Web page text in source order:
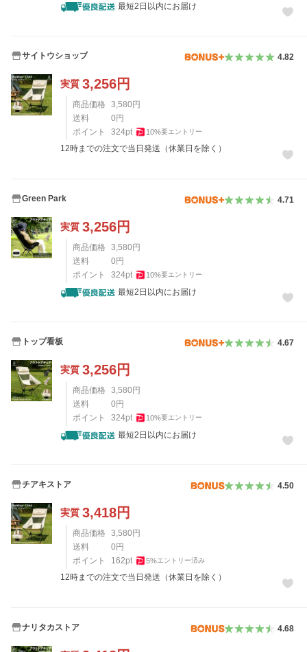
最短2日以内にお届け
サイトウショップ 4.82
実質 3,256円
商品価格 3,580 円
送料
0 円
ポイント
324pt 10%要エントリー
12時までの注文で当日発送（休業日を除く）
Green Park 4.71
実質 3,256円
商品価格 3,580 円
送料
0 円
ポイント
324pt 10%要エントリー
最短2日以内にお届け
トップ看板 4.67
実質 3,256円
商品価格 3,580 円
送料
0 円
ポイント
324pt 10%要エントリー
最短2日以内にお届け
チアキストア 4.50
実質 3,418円
商品価格 3,580 円
送料
0 円
ポイント
162pt 5%エントリー済み
12時までの注文で当日発送（休業日を除く）
ナリタカストア 4.68